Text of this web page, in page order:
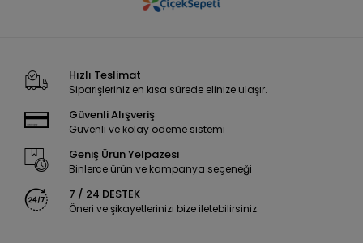
Hızlı Teslimat
Siparişleriniz en kısa sürede elinize ulaşır.
Güvenli Alışveriş
Güvenli ve kolay ödeme sistemi
Geniş Ürün Yelpazesi
Binlerce ürün ve kampanya seçeneği
7 / 24 DESTEK
Öneri ve şikayetlerinizi bize iletebilirsiniz.